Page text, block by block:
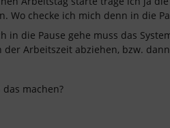
Wo checke ich mich denn in die
in die Pause gehe muss das
der Arbeitszeit abziehen, bzw.
machen?